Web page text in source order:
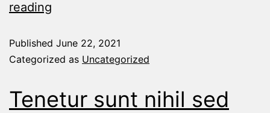
reading
Published June 22, 2021
Categorized as Uncategorized
Tenetur sunt nihil sed